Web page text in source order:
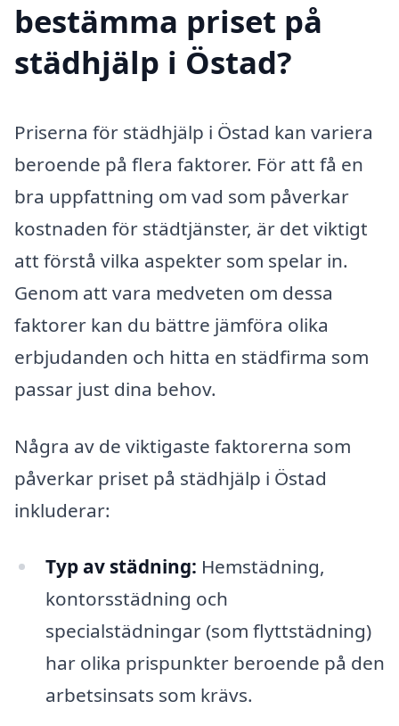
bestämma priset på
städhjälp i Östad?
Priserna för städhjälp i Östad kan variera
beroende på flera faktorer. För att få en
bra uppfattning om vad som påverkar
kostnaden för städtjänster, är det viktigt
att förstå vilka aspekter som spelar in.
Genom att vara medveten om dessa
faktorer kan du bättre jämföra olika
erbjudanden och hitta en städfirma som
passar just dina behov.
Några av de viktigaste faktorerna som
påverkar priset på städhjälp i Östad
inkluderar:
Typ av städning: Hemstädning,
kontorsstädning och
specialstädningar (som flyttstädning)
har olika prispunkter beroende på den
arbetsinsats som krävs.